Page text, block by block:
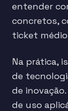
entender
concretos,
ticket
Na prática,
de
de
de uso